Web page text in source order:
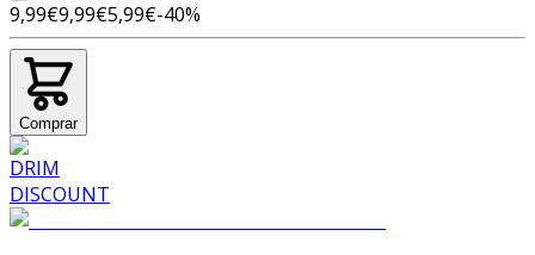
9,99€9,99€5,99€-40%
Comprar